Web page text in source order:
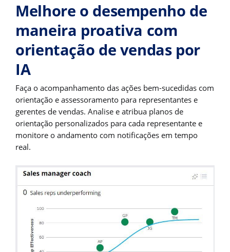
Melhore o desempenho de
maneira proativa com
orientação de vendas por
IA
Faça o acompanhamento das ações bem-sucedidas com
orientação e assessoramento para representantes e
gerentes de vendas. Analise e atribua planos de
orientação personalizados para cada representante e
monitore o andamento com notificações em tempo
real.